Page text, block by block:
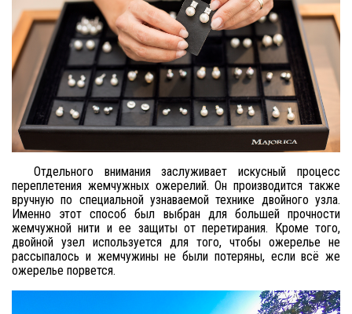
Отдельного внимания заслуживает искусный процесс
переплетения жемчужных ожерелий. Он производится также
вручную по специальной узнаваемой технике двойного узла.
Именно этот способ был выбран для большей прочности
жемчужной нити и ее защиты от перетирания. Кроме того,
двойной узел используется для того, чтобы ожерелье не
рассыпалось и жемчужины не были потеряны, если всё же
ожерелье порвется.